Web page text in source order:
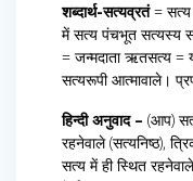
शब्दार्थ-सत्यव्रतं= सत्य
में सत्य पंचभूत सत्यस्य
= जन्मदाता ऋतसत्य =
सत्यरूपी आत्मावाले।
हिन्दी अनुवाद – (आप)
रहनेवाले (सत्यनिष्ठ),
सत्य में ही स्थित